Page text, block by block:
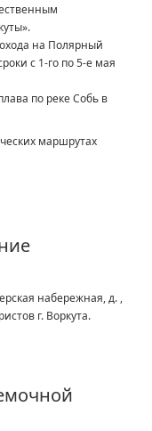
на Полярный
с 1-го по 5-е мая
по реке Собь в
маршрутах
набережная, д. ,
г. Воркута.